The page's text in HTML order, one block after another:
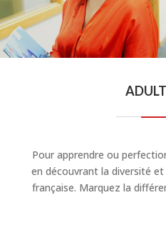
Pour apprendre ou
en découvrant la diversité
française. Marquez la